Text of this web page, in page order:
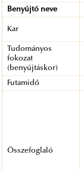
Benyújtó neve
Kar
Tudományos
fokozat
(benyújtáskor)
Futamidő
Összefoglaló